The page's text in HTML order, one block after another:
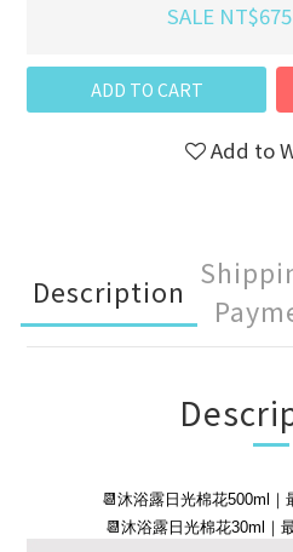
SALE NT$675
ADD TO CART
Add to
Description
📆沐浴露日光棉花500ml｜
📆沐浴露日光棉花30ml｜